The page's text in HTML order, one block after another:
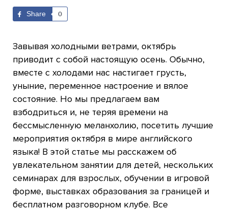
Share 0
Завывая холодными ветрами, октябрь
приводит с собой настоящую осень. Обычно,
вместе с холодами нас настигает грусть,
уныние, переменное настроение и вялое
состояние. Но мы предлагаем вам
взбодриться и, не теряя времени на
бессмысленную меланхолию, посетить лучшие
мероприятия октября в мире английского
языка! В этой статье мы расскажем об
увлекательном занятии для детей, нескольких
семинарах для взрослых, обучении в игровой
форме, выставках образования за границей и
бесплатном разговорном клубе. Все